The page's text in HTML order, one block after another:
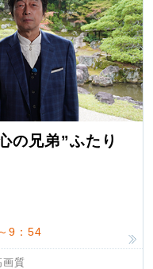
の兄弟”ふたり
9：54
画質